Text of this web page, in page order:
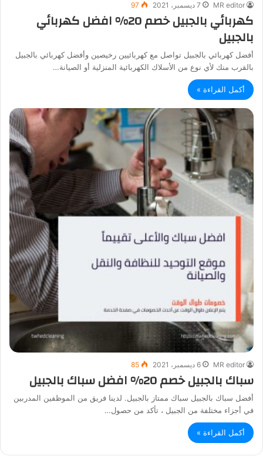
MR editor 7 ديسمبر، 2021 97
كهربائي بالجبيل خصم 20% افضل كهربائي
بالجبيل
أفضل كهربائي بالجبيل تواصل مع كهربائيين رخيصين وأفضل كهربائي بالجبيل
بالقرب منك لأي نوع من الأسلاك الكهربائية المنزلية أو الصيانة…
أكمل القراءة »
MR editor 6 ديسمبر، 2021 85
سباك بالجبيل خصم 20% افضل سباك بالجبيل
أفضل سباك بالجبيل سباك ممتاز بالجبيل. لدينا فريق من الموظفين المدربين
في أجزاء مختلفة من الجبيل ، تأكد من حصول…
أكمل القراءة »